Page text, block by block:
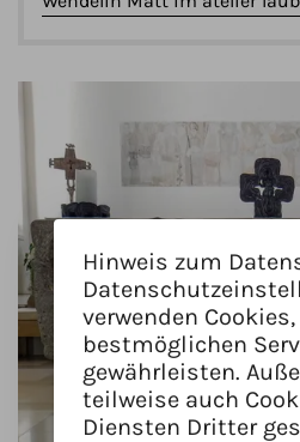
Hinweis zum
verwenden
bestmöglichen
gewährleisten.
teilweise auch
Diensten Dritter